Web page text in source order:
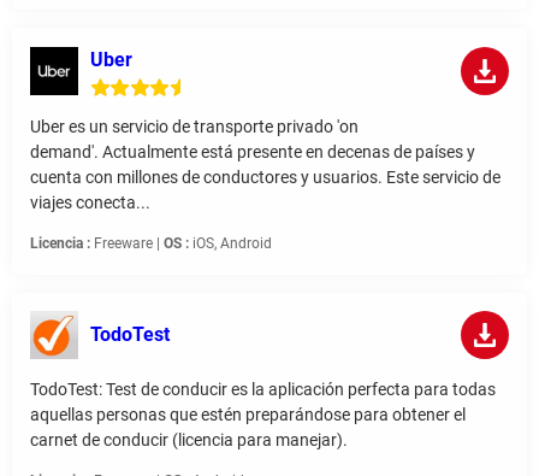
Uber
Uber es un servicio de transporte privado 'on
demand'. Actualmente está presente en decenas de países y
cuenta con millones de conductores y usuarios. Este servicio de
viajes conecta...
Licencia : Freeware | OS : iOS, Android
TodoTest
TodoTest: Test de conducir es la aplicación perfecta para todas
aquellas personas que estén preparándose para obtener el
carnet de conducir (licencia para manejar).